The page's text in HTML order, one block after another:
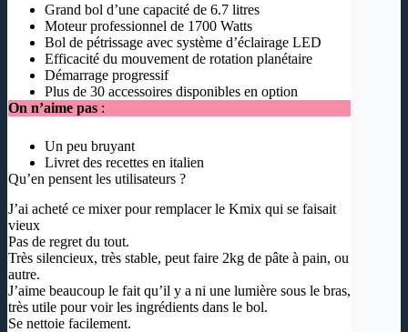
Grand bol d’une capacité de 6.7 litres
Moteur professionnel de 1700 Watts
Bol de pétrissage avec système d’éclairage LED
Efficacité du mouvement de rotation planétaire
Démarrage progressif
Plus de 30 accessoires disponibles en option
On n’aime pas :
Un peu bruyant
Livret des recettes en italien
Qu’en pensent les utilisateurs ?
J’ai acheté ce mixer pour remplacer le Kmix qui se faisait
vieux
Pas de regret du tout.
Très silencieux, très stable, peut faire 2kg de pâte à pain, ou
autre.
J’aime beaucoup le fait qu’il y a ni une lumière sous le bras,
très utile pour voir les ingrédients dans le bol.
Se nettoie facilement.